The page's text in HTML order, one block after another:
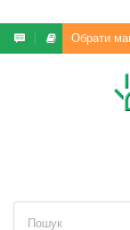
Обрати